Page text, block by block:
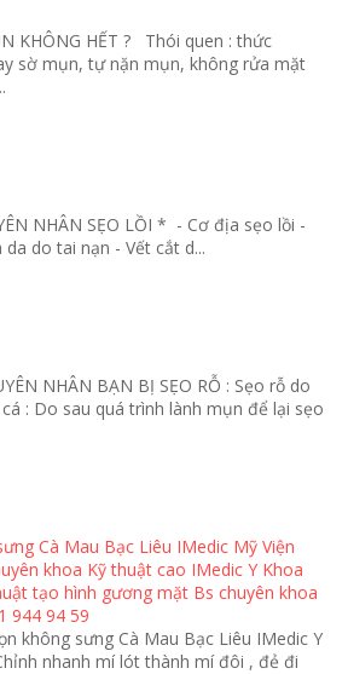
KHÔNG HẾT ? Thói quen : thức
sờ mụn, tự nặn mụn, không rửa mặt
NHÂN SẸO LỒI * - Cơ địa sẹo lồi -
do tai nạn - Vết cắt d...
NHÂN BẠN BỊ SẸO RỖ : Sẹo rỗ do
: Do sau quá trình lành mụn để lại sẹo
Cà Mau Bạc Liêu IMedic Mỹ Viện
khoa Kỹ thuật cao IMedic Y Khoa
tạo hình gương mặt Bs chuyên khoa
944 94 59
không sưng Cà Mau Bạc Liêu IMedic Y
nhanh mí lót thành mí đôi , đẻ đi